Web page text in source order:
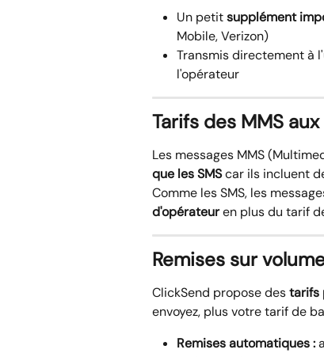
Un petit supplément
Mobile, Verizon)
Transmis directement à
l'opérateur
Tarifs des MMS
Les messages MMS
que les SMS car ils incluent
Comme les SMS, les
d'opérateur en plus du tarif
Remises sur
ClickSend propose des tarifs
envoyez, plus votre tarif de
Remises automatiques :